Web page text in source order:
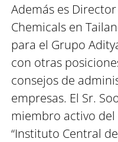
Además es
Chemicals en
para el Grupo
con otras
consejos de
empresas. El Sr.
miembro activo
“Instituto Central